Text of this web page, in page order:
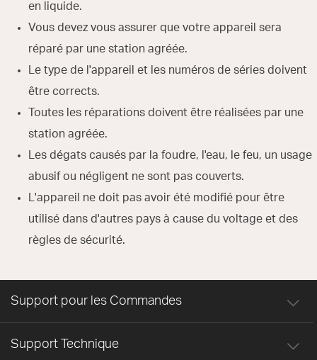
en liquide.
Vous devez vous assurer que votre appareil sera
réparé par une station agréée.
Le type de l'appareil et les numéros de séries doivent
être corrects.
Toutes les réparations doivent être réalisées par une
station agréée.
Les dégats causés par la foudre, l'eau, le feu, un usage
abusif ou négligent ne sont pas couverts.
L'appareil ne doit pas avoir été modifié pour être
utilisé dans d'autres pays à cause du voltage et des
règles de sécurité.
Support pour les Commandes
Support Technique